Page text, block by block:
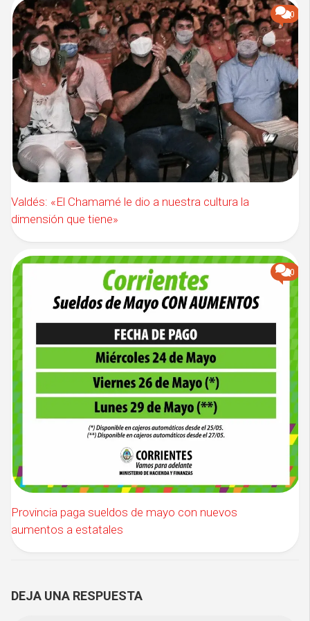
0
Valdés: «El Chamamé le dio a nuestra cultura la
dimensión que tiene»
0
Provincia paga sueldos de mayo con nuevos
aumentos a estatales
DEJA UNA RESPUESTA